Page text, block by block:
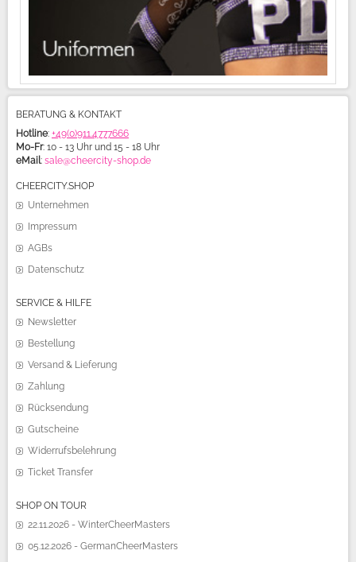
BERATUNG & KONTAKT
Hotline: +49(0)911.4777666
Mo-Fr: 10 - 13 Uhr und 15 - 18 Uhr
eMail: sale@cheercity-shop.de
CHEERCITY.SHOP
Unternehmen
Impressum
AGBs
Datenschutz
SERVICE & HILFE
Newsletter
Bestellung
Versand & Lieferung
Zahlung
Rücksendung
Gutscheine
Widerrufsbelehrung
Ticket Transfer
SHOP ON TOUR
22.11.2026 - WinterCheerMasters
05.12.2026 - GermanCheerMasters